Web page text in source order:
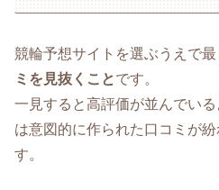
競輪予想サイトを選ぶうえで最
ミを見抜くことです。
一見すると高評価が並んでい
は意図的に作られた口コミが
す。